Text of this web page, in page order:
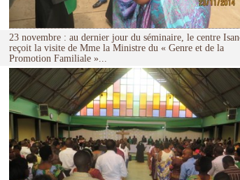
23 novembre : au dernier jour du séminaire, le centre
reçoit la visite de Mme la Ministre du « Genre et de la
Promotion Familiale »...